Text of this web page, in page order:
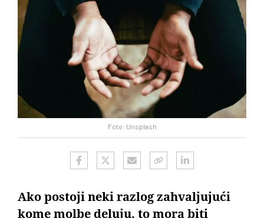
Foto: Unsplash
Ako postoji neki razlog zahvaljujući
kome molbe deluju, to mora biti